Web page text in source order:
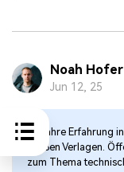
Noah Hofer
Jun 12, 25
12 Jahre Erfahrung
großen Verlagen.
zum Thema